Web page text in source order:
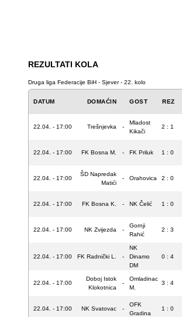
REZULTATI KOLA
Druga liga Federacije BiH - Sjever - 22. kolo
DATUM DOMAĆIN GOST REZ
22.04. - 17:00 Trešnjevka -
Mladost
Kikači
2 : 1
22.04. - 17:00 FK Bosna M. - FK Priluk 1 : 0
22.04. - 17:00
ŠD Napredak
Matići
- Orahovica 2 : 0
22.04. - 17:00 FK Bosna K. - NK Čelić 1 : 0
22.04. - 17:00 NK Zvijezda -
Gornji
Rahić
2 : 3
22.04. - 17:00 FK Radnički L. -
NK
Dinamo
DM
0 : 4
22.04. - 17:00
Doboj Istok
Klokotnica
-
Omladinac
M.
3 : 4
22.04. - 17:00 NK Svatovac -
OFK
Gradina
1 : 0